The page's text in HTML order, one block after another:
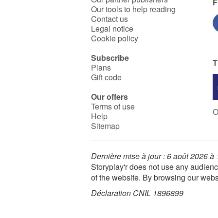
Our tools to help reading
Contact us
Legal notice
Cookie policy
Subscribe
Plans
Gift code
Our offers
Terms of use
Help
Sitemap
Dernière mise à jour : 6 août 2026 à
Storyplay'r does not use any
of the website. By browsing our
Déclaration CNIL 1896899